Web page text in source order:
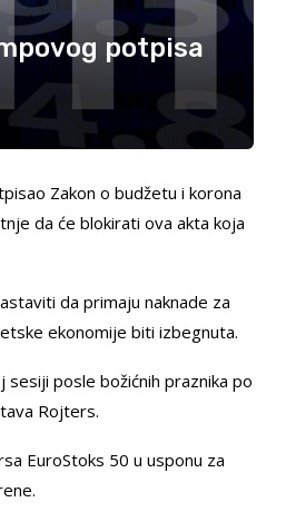
potpisa
Zakon o budžetu i korona
da će blokirati ova akta koja
da primaju naknade za
ekonomije biti izbegnuta.
posle božićnih praznika po
Rojters.
EuroStoks 50 u usponu za